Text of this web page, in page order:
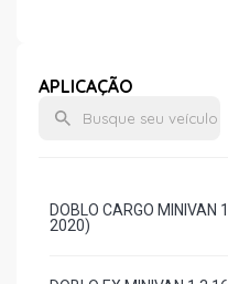
APLICAÇÃO
DOBLO CARGO MINIVAN
2020)